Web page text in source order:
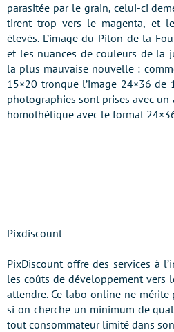
parasitée par le grain, celui-ci
tirent trop vers le magenta, et
élevés. L’image du Piton de la
et les nuances de couleurs de la
la plus mauvaise nouvelle :
15×20 tronque l’image 24×36 de
photographies sont prises avec
homothétique avec le format
Pixdiscount
PixDiscount offre des services à
les coûts de développement vers
attendre. Ce labo online ne mérite
si on cherche un minimum de
tout consommateur limité dans